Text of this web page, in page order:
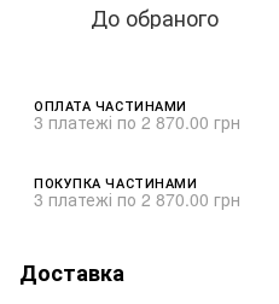
До обраного
ОПЛАТА ЧАСТИНАМИ
3 платежі по 2 870.00 грн
ПОКУПКА ЧАСТИНАМИ
3 платежі по 2 870.00 грн
Доставка